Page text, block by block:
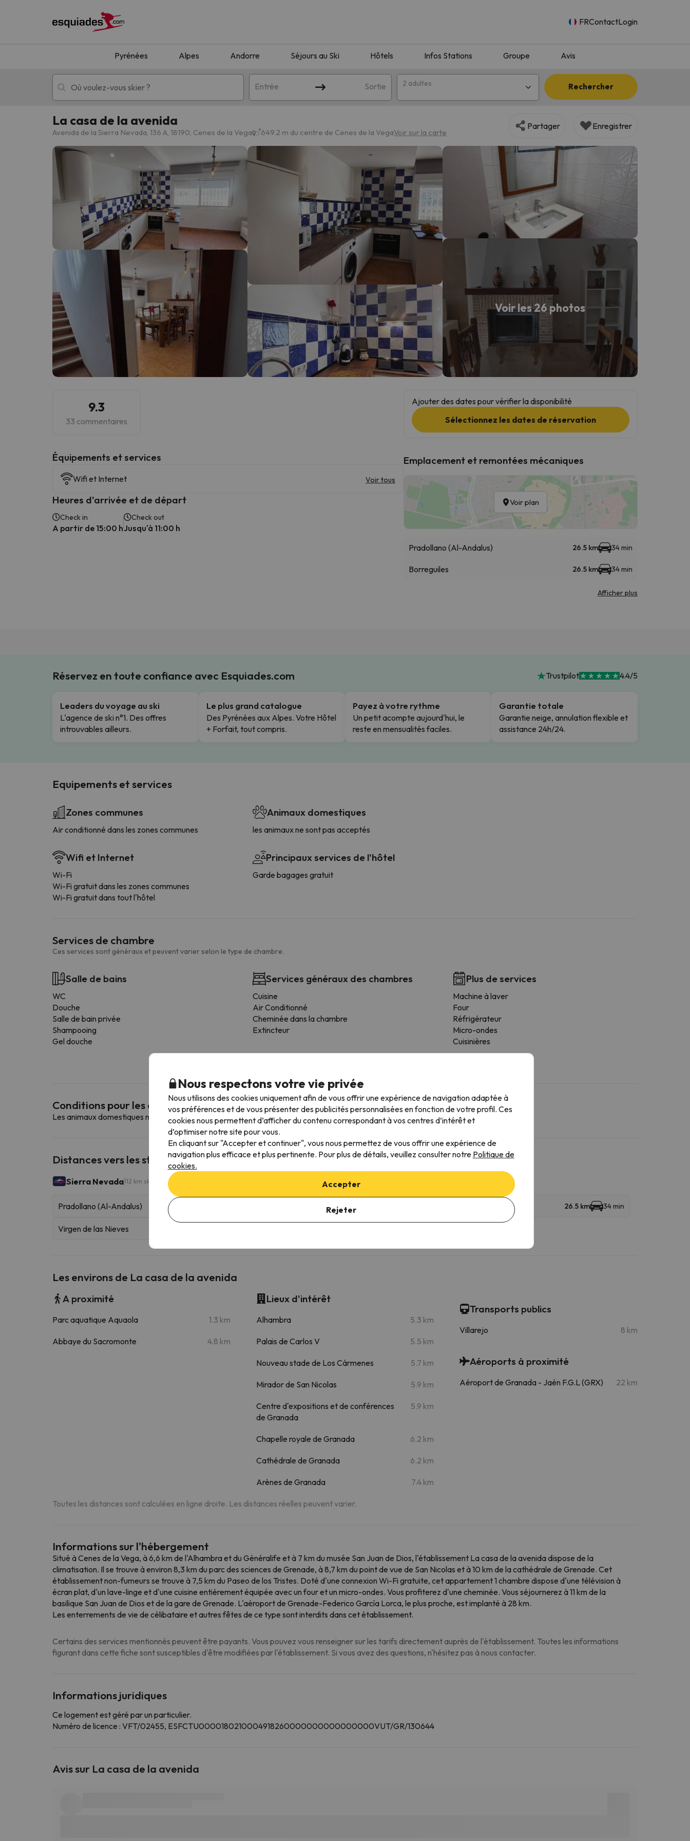
FRContactLogin
Pyrénées Alpes Andorre Séjours au Ski Hôtels Infos Stations Groupe Avis
Entrée Sortie 2 adultes Rechercher
Séjours au ski Séjours montagne
Oups, nous n'avons pas trouvé de résultats correspondant à votre recherche. Essayez de modifier la destination.
Il semble que notre chercheur se soit égaré. Dès qu'il aura retrouvé sa boussole, il reviendra.
La casa de la avenida
Avenida de la Sierra Nevada, 136 A, 18190, Cenes de la Vega 649.2 m du centre de Cenes de la VegaVoir sur la carte
Partager Enregistrer
Voir les 26 photos
9.3
33 commentaires
​Équipements et services
Wifi et Internet Voir tous
Heures d'arrivée et de départ
Check in
A partir de 15:00 h
Check out
Jusqu'à 11:00 h
Ajouter des dates pour vérifier la disponibilité
Sélectionnez les dates de réservation
Emplacement et remontées mécaniques
Voir plan
Pradollano (Al-Andalus) 26.5 km 34 min
Borreguiles 26.5 km 34 min
Afficher plus
Réservez en toute confiance avec Esquiades.com Trustpilot 4.4/5
Leaders du voyage au ski
L'agence de ski n°1. Des offres
introuvables ailleurs.
Le plus grand catalogue
Des Pyrénées aux Alpes. Votre Hôtel
+ Forfait, tout compris.
Payez à votre rythme
Un petit acompte aujourd'hui, le
reste en mensualités faciles.
Garantie totale
Garantie neige, annulation flexible et
assistance 24h/24.
Equipements et services
Zones communes
Air conditionné dans les zones communes
Wifi et Internet
Wi-Fi
Wi-Fi gratuit dans les zones communes
Wi-Fi gratuit dans tout l'hôtel
Animaux domestiques
les animaux ne sont pas acceptés
Principaux services de l'hôtel
Garde bagages gratuit
Services de chambre
Ces services sont généraux et peuvent varier selon le type de chambre.
Salle de bains
WC
Douche
Salle de bain privée
Shampooing
Gel douche
Services généraux des chambres
Cuisine
Air Conditionné
Cheminée dans la chambre
Extincteur
Plus de services
Machine à laver
Four
Réfrigérateur
Micro-ondes
Cuisinières
Conditions pour les animaux de compagnie
Les animaux domestiques ne sont pas autorisés dans ce logement.
Distances vers les stations de ski les plus proches
Sierra Nevada112 km skiables
Pradollano (Al-Andalus) 34 min 26.5 km 34 min
Virgen de las Nieves
Les environs de La casa de la avenida
A proximité
Parc aquatique Aquaola 1.3 km
Abbaye du Sacromonte 4.8 km
Lieux d'intérêt
Alhambra 5.3 km
Palais de Carlos V 5.5 km
Nouveau stade de Los Cármenes 5.7 km
Mirador de San Nicolas 5.9 km
Centre d'expositions et de conférences
de Granada
5.9 km
Chapelle royale de Granada 6.2 km
Cathédrale de Granada 6.2 km
Arènes de Granada 7.4 km
Transports publics
Villarejo 8 km
Aéroports à proximité
Aéroport de Granada - Jaén F.G.L (GRX) 22 km
Toutes les distances sont calculées en ligne droite. Les distances réelles peuvent varier.
Informations sur l'hébergement
Situé à Cenes de la Vega, à 6,6 km de l'Alhambra et du Généralife et à 7 km du musée San Juan de Dios, l'établissement La casa de la avenida dispose de la
climatisation. Il se trouve à environ 8,3 km du parc des sciences de Grenade, à 8,7 km du point de vue de San Nicolas et à 10 km de la cathédrale de Grenade. Cet
établissement non-fumeurs se trouve à 7,5 km du Paseo de los Tristes. Doté d'une connexion Wi-Fi gratuite, cet appartement 1 chambre dispose d'une télévision à
écran plat, d'un lave-linge et d'une cuisine entièrement équipée avec un four et un micro-ondes. Vous profiterez d'une cheminée. Vous séjournerez à 11 km de la
basilique San Juan de Dios et de la gare de Grenade. L'aéroport de Grenade-Federico García Lorca, le plus proche, est implanté à 28 km.
Les enterrements de vie de célibataire et autres fêtes de ce type sont interdits dans cet établissement.
Certains des services mentionnés peuvent être payants. Vous pouvez vous renseigner sur les tarifs directement auprès de l'établissement. Toutes les informations
figurant dans cette fiche sont susceptibles d'être modifiées par l'établissement. Si vous avez des questions, n'hésitez pas à nous contacter.
Informations juridiques
Ce logement est géré par un particulier.
Numéro de licence : VFT/02455, ESFCTU0000180210004918260000000000000000VUT/GR/130644
Avis sur La casa de la avenida
Nous respectons votre vie privée
Nous utilisons des cookies uniquement afin de vous offrir une expérience de navigation adaptée à
vos préférences et de vous présenter des publicités personnalisées en fonction de votre profil. Ces
cookies nous permettent d’afficher du contenu correspondant à vos centres d’intérêt et
d’optimiser notre site pour vous.
En cliquant sur "Accepter et continuer", vous nous permettez de vous offrir une expérience de
navigation plus efficace et plus pertinente. Pour plus de détails, veuillez consulter notre Politique de
cookies.
Accepter
Rejeter